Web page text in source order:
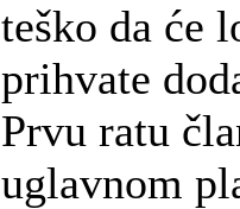
teško da će
prihvate
Prvu ratu
uglavnom